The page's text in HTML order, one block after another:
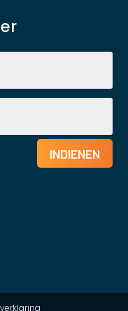
INDIENEN